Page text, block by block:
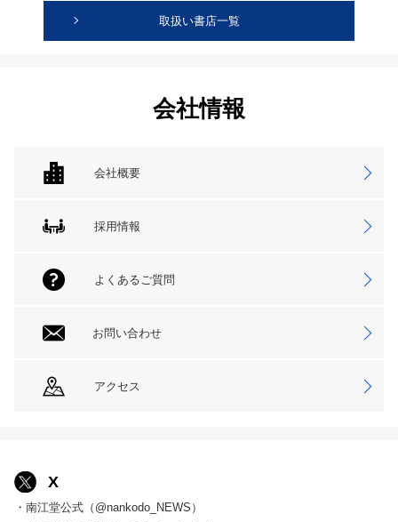
取扱い書店一覧
会社情報
会社概要
採用情報
よくあるご質問
お問い合わせ
アクセス
X
・南江堂公式（@nankodo_NEWS）